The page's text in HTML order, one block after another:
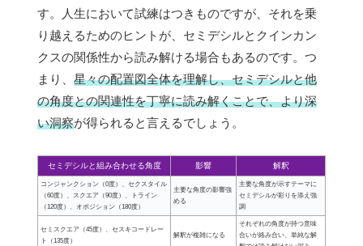
す。人生において試練はつきものですが、それを乗
り越えるためのヒントが、セミデシルとクインカン
クスの関係性から読み解ける場合もあるのです。つ
まり、 星々の配置図全体を理解し、セミデシルと他
の角度との関連性を丁寧に読み解くことで、より深
い洞察が得られると言えるでしょう。
セミデシルと組み合わせる角度 影響 解釈
コンジャンクション（0度）、セクスタイル
（60度）、スクエア（90度）、トライン
（120度）、オポジション（180度）
主要な角度の影響強
める
主要な角度が示すテーマに
セミデシルが彩りを添え強
調
セミスクエア（45度）、セスキコードレー
ト（135度）
解釈が複雑になる
それぞれの角度が持つ意味
合いが絡み合い、単純な解